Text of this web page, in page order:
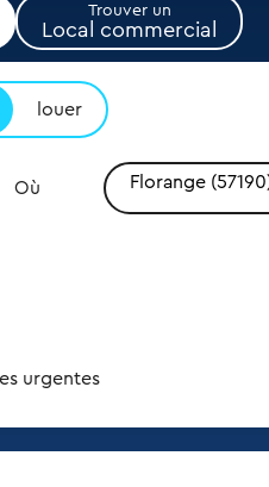
Trouver un
Local commercial
louer
Où Florange
urgentes